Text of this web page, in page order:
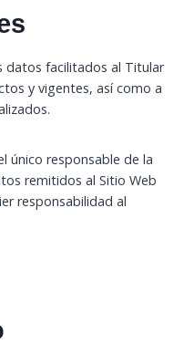
datos facilitados al Titular
y vigentes, así como a
único responsable de la
remitidos al Sitio Web
responsabilidad al